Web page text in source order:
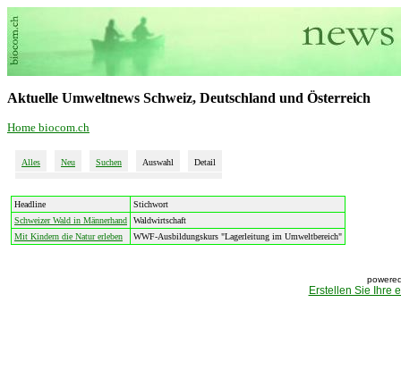
Aktuelle Umweltnews Schweiz, Deutschland und Österreich
Home biocom.ch
Alles Neu Suchen Auswahl Detail
Headline
Stichwort
Schweizer Wald in Männerhand
Waldwirtschaft
Mit Kindern die Natur erleben
WWF-Ausbildungskurs "Lagerleitung im Umweltbereich"
Erstellen Sie Ihre